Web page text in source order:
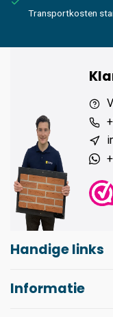
Transportkosten
Handige links
Informatie